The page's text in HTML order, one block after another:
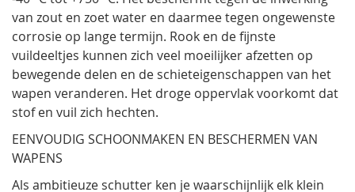
van zout en zoet water en daarmee tegen ongewenste
corrosie op lange termijn. Rook en de fijnste
vuildeeltjes kunnen zich veel moeilijker afzetten op
bewegende delen en de schieteigenschappen van het
wapen veranderen. Het droge oppervlak voorkomt dat
stof en vuil zich hechten.
EENVOUDIG SCHOONMAKEN EN BESCHERMEN VAN
WAPENS
Als ambitieuze schutter ken je waarschijnlijk elk klein